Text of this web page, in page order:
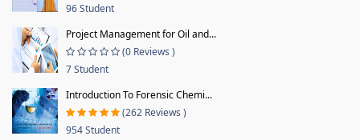
96 Student
Project Management for Oil and...
(0 Reviews )
7 Student
Introduction To Forensic Chemi...
(262 Reviews )
954 Student